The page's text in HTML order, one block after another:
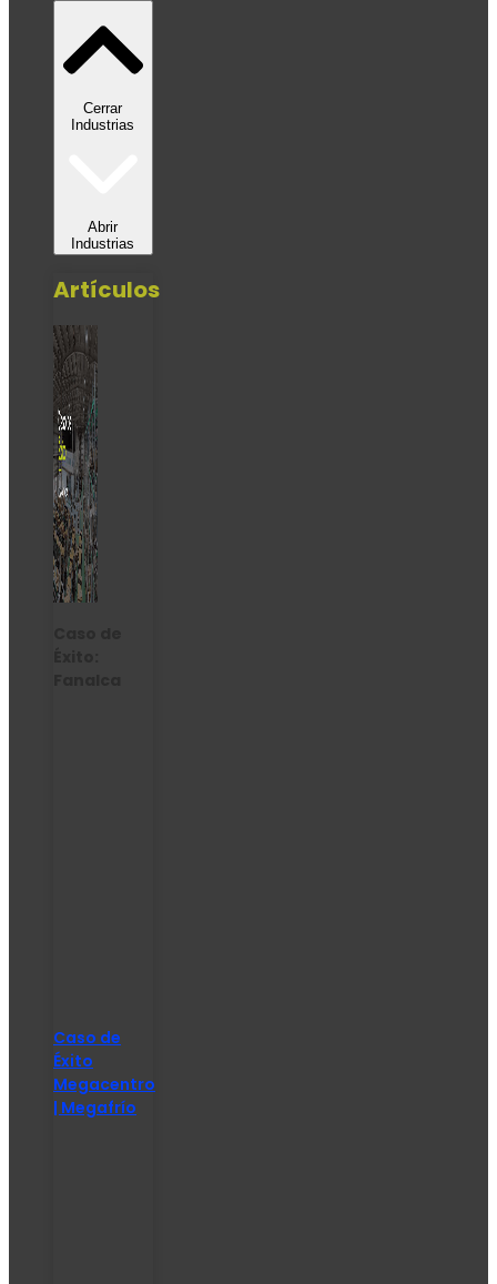
Cerrar
Industrias
Abrir
Industrias
Artículos
Caso de
Éxito
Megacentro
| Megafrío